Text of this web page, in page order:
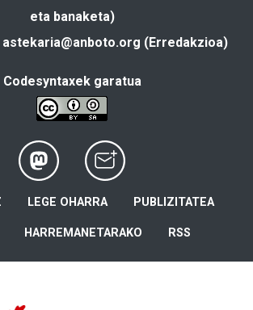
eta banaketa)
astekaria@anboto.org (Erredakzioa)
Codesyntaxek garatua
LEGE OHARRA PUBLIZITATEA
HARREMANETARAKO RSS